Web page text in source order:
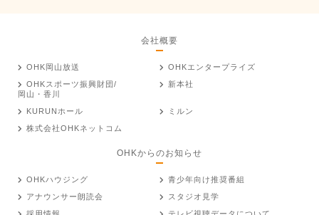
会社概要
OHK岡山放送
OHKエンタープライズ
OHKスポーツ振興財団/
岡山・香川
新本社
KURUNホール
ミルン
株式会社OHKネットコム
OHKからのお知らせ
OHKハウジング
青少年向け推奨番組
アナウンサー朗読会
スタジオ見学